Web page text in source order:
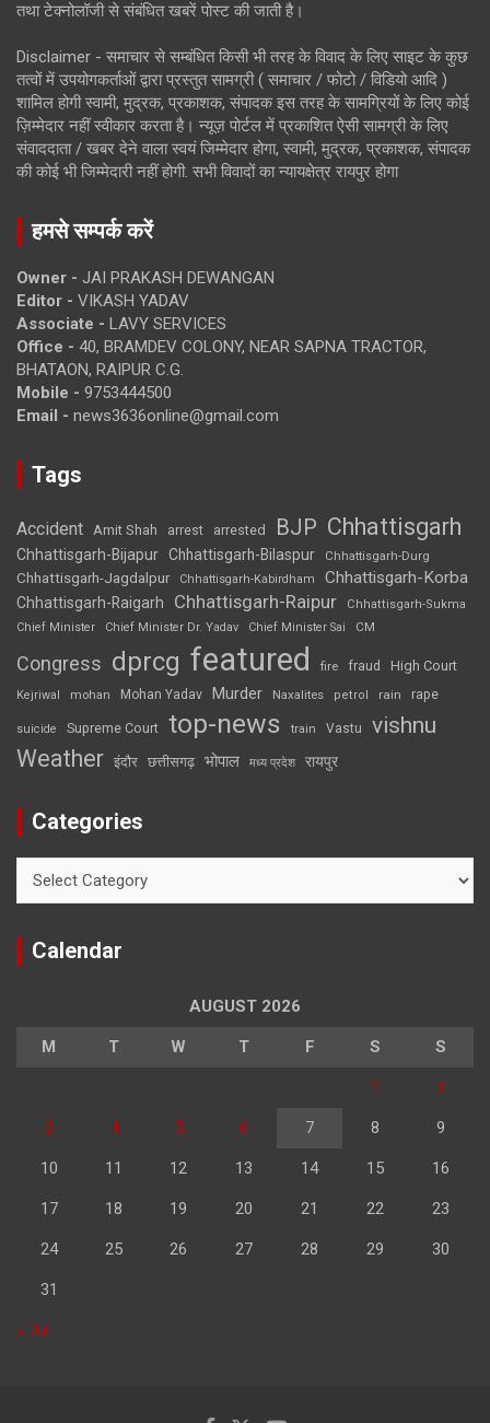
तथा टेक्नोलॉजी से संबंधित खबरें पोस्ट की जाती है।
Disclaimer - समाचार से सम्बंधित किसी भी तरह के विवाद के लिए साइट के कुछ
तत्वों में उपयोगकर्ताओं द्वारा प्रस्तुत सामग्री ( समाचार / फोटो / विडियो आदि )
शामिल होगी स्वामी, मुद्रक, प्रकाशक, संपादक इस तरह के सामग्रियों के लिए कोई
ज़िम्मेदार नहीं स्वीकार करता है। न्यूज़ पोर्टल में प्रकाशित ऐसी सामग्री के लिए
संवाददाता / खबर देने वाला स्वयं जिम्मेदार होगा, स्वामी, मुद्रक, प्रकाशक, संपादक
की कोई भी जिम्मेदारी नहीं होगी. सभी विवादों का न्यायक्षेत्र रायपुर होगा
हमसे सम्पर्क करें
Owner - JAI PRAKASH DEWANGAN
Editor - VIKASH YADAV
Associate - LAVY SERVICES
Office - 40, BRAMDEV COLONY, NEAR SAPNA TRACTOR,
BHATAON, RAIPUR C.G.
Mobile - 9753444500
Email - news3636online@gmail.com
Tags
Accident Amit Shah arrest arrested BJP Chhattisgarh
Chhattisgarh-Bijapur Chhattisgarh-Bilaspur Chhattisgarh-Durg
Chhattisgarh-Jagdalpur Chhattisgarh-Kabirdham Chhattisgarh-Korba
Chhattisgarh-Raigarh Chhattisgarh-Raipur
Chhattisgarh-Sukma
Chief Minister
Chief Minister Dr. Yadav Chief Minister Sai CM
Congress dprcg featured fire fraud High Court
Kejriwal mohan Mohan Yadav Murder Naxalites petrol rain rape
suicide Supreme Court top-news train Vastu vishnu
Weather इंदौर छत्तीसगढ़ भोपाल मध्य प्रदेश रायपुर
Categories
Calendar
AUGUST 2026
M T W T F S S
1 2
3 4 5 6 7 8 9
10 11 12 13 14 15 16
17 18 19 20 21 22 23
24 25 26 27 28 29 30
31
« Jul